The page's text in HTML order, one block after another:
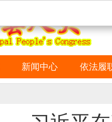
新闻中心 依法履